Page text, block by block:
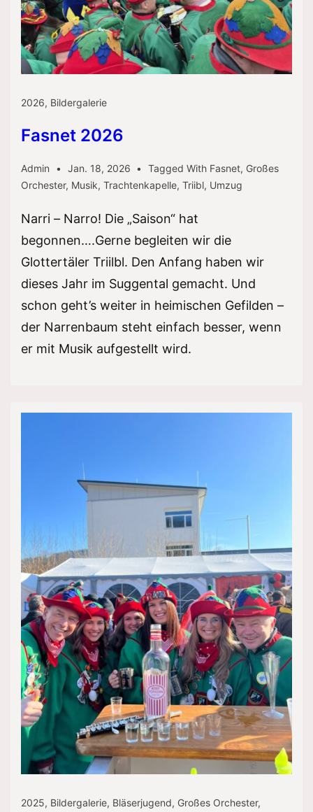
2026, Bildergalerie
Fasnet 2026
Admin Jan. 18, 2026 Tagged With Fasnet, Großes
Orchester, Musik, Trachtenkapelle, Triibl, Umzug
Narri – Narro! Die „Saison“ hat
begonnen….Gerne begleiten wir die
Glottertäler Triilbl. Den Anfang haben wir
dieses Jahr im Suggental gemacht. Und
schon geht’s weiter in heimischen Gefilden –
der Narrenbaum steht einfach besser, wenn
er mit Musik aufgestellt wird.
2025, Bildergalerie, Bläserjugend, Großes Orchester,